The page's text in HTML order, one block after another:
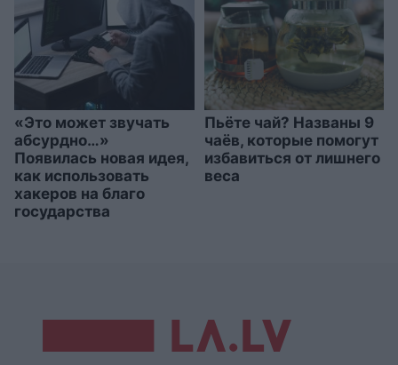
«Это может звучать
абсурдно…»
Появилась новая идея,
как использовать
хакеров на благо
государства
Пьёте чай? Названы 9
чаёв, которые помогут
избавиться от лишнего
веса